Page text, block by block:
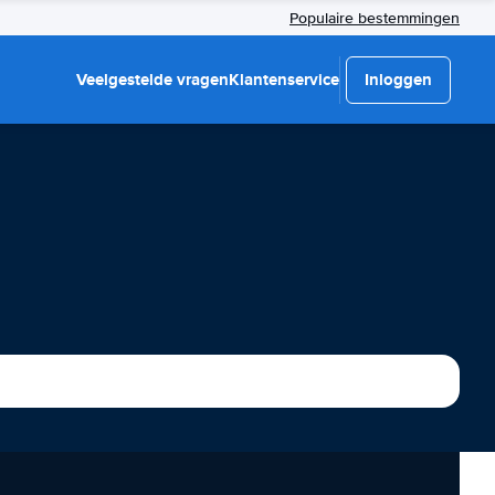
Populaire bestemmingen
Veelgestelde vragenKlantenservice Inloggen